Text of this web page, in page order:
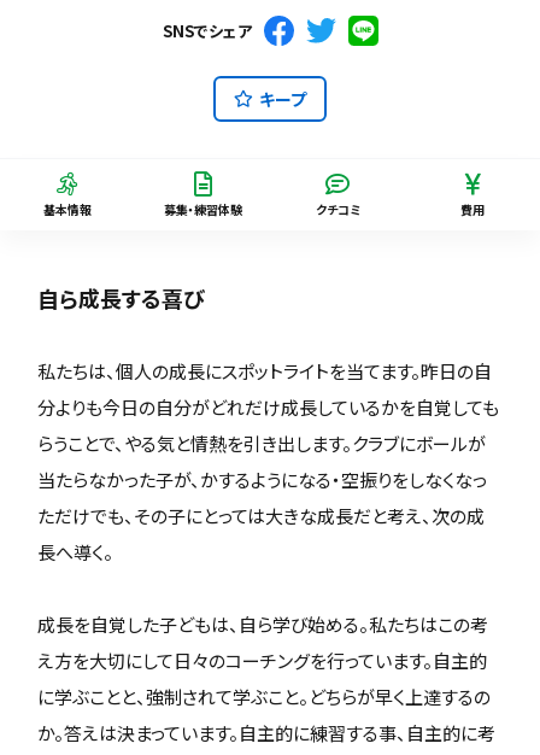
SNSでシェア
キープ
基本情報 募集・練習体験 クチコミ 費用
自ら成長する喜び
私たちは、個人の成長にスポットライトを当てます。昨日の自
分よりも今日の自分がどれだけ成長しているかを自覚しても
らうことで、やる気と情熱を引き出します。クラブにボールが
当たらなかった子が、かするようになる・空振りをしなくなっ
ただけでも、その子にとっては大きな成長だと考え、次の成
長へ導く。
成長を自覚した子どもは、自ら学び始める。私たちはこの考
え方を大切にして日々のコーチングを行っています。自主的
に学ぶことと、強制されて学ぶこと。どちらが早く上達するの
か。答えは決まっています。自主的に練習する事、自主的に考